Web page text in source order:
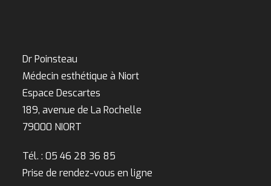
Dr Poinsteau
Médecin esthétique à Niort
Espace Descartes
189, avenue de La Rochelle
79000 NIORT
Tél. : 05 46 28 36 85
Prise de rendez-vous en ligne